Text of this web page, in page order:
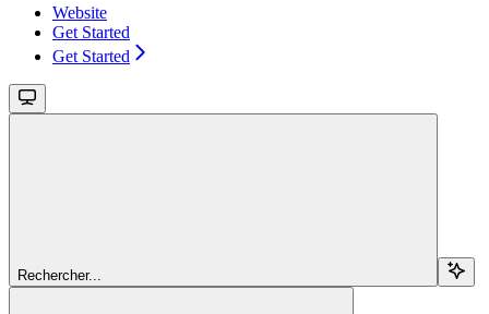
Website
Get Started
Get Started
Rechercher...